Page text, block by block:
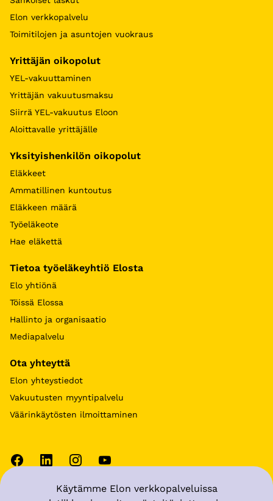
Käytämme Elon verkkopalveluissa
Elon verkkopalvelu
Toimitilojen ja asuntojen vuokraus
Yrittäjän oikopolut
YEL-vakuuttaminen
Yrittäjän vakuutusmaksu
Siirrä YEL-vakuutus Eloon
Aloittavalle yrittäjälle
Yksityishenkilön oikopolut
Eläkkeet
Ammatillinen kuntoutus
Eläkkeen määrä
Työeläkeote
Hae eläkettä
Tietoa työeläkeyhtiö Elosta
Elo yhtiönä
Töissä Elossa
Hallinto ja organisaatio
Mediapalvelu
Ota yhteyttä
Elon yhteystiedot
Vakuutusten myyntipalvelu
Väärinkäytösten ilmoittaminen
Käyttöehdot